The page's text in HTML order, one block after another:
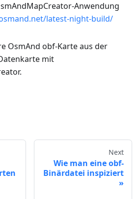
Anwendung
latest-night-build/
OsmAnd obf-Karte aus der
mit
Next
Wie man eine obf-
Binärdatei inspiziert